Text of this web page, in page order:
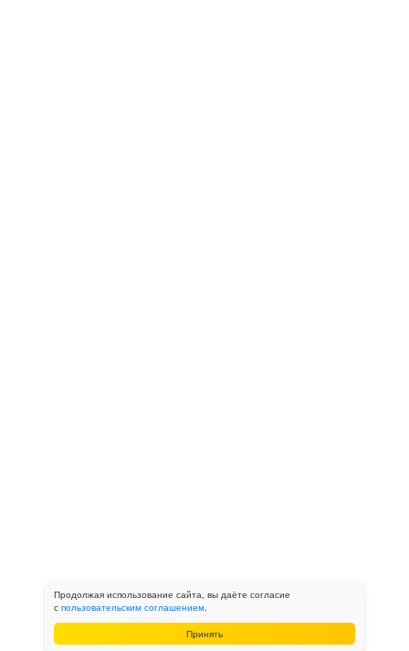
Продолжая использование сайта, вы даёте согласие
с пользовательским соглашением.
Принять